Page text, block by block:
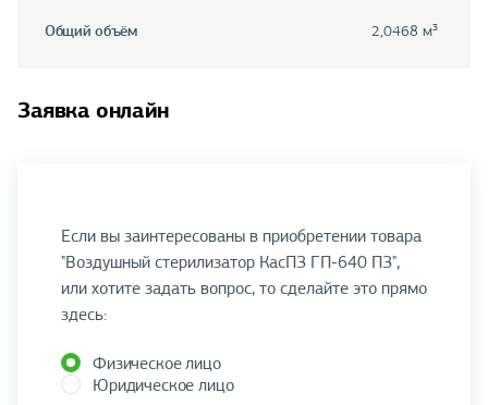
Общий объём 2,0468 м³
Заявка онлайн
Если вы заинтересованы в приобретении товара
"Воздушный стерилизатор КасПЗ ГП-640 ПЗ",
или хотите задать вопрос, то сделайте это прямо
здесь:
Физическое лицо
Юридическое лицо